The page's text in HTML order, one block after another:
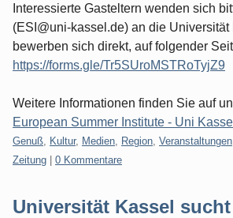
Interessierte Gasteltern wenden sich
(ESI@uni-kassel.de) an die Universität
bewerben sich direkt, auf folgender
https://forms.gle/Tr5SUroMSTRoTyjZ9
Weitere Informationen finden Sie auf
European Summer Institute - Uni Kassel
Kategorien:
Genuß Kultur, Medien Region Veranstaltungen
Zeitung
0 Kommentare
Universität Kassel